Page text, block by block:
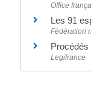
Office
Les 91
Fédération
Procédés
Legifrance